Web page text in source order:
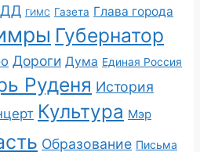
ГИМС Газета Глава города
Губернатор
Дороги Дума Единая Россия
Руденя История
Культура Мэр
Образование Письма